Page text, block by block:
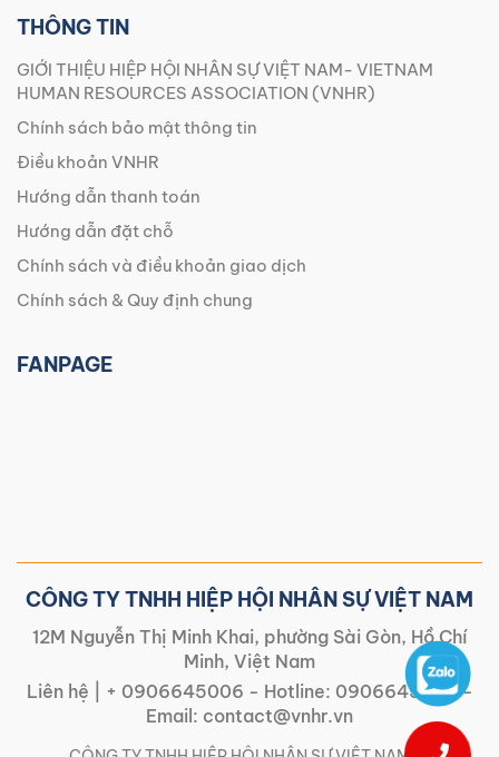
THÔNG TIN
GIỚI THIỆU HIỆP HỘI NHÂN SỰ VIỆT NAM- VIETNAM
HUMAN RESOURCES ASSOCIATION (VNHR)
Chính sách bảo mật thông tin
Điều khoản VNHR
Hướng dẫn thanh toán
Hướng dẫn đặt chỗ
Chính sách và điều khoản giao dịch
Chính sách & Quy định chung
FANPAGE
CÔNG TY TNHH HIỆP HỘI NHÂN SỰ VIỆT NAM
12M Nguyễn Thị Minh Khai, phường Sài Gòn, Hồ Chí
Minh, Việt Nam
Liên hệ |
+ 0906645006 - Hotline: 0906645006-
Email: contact@vnhr.vn